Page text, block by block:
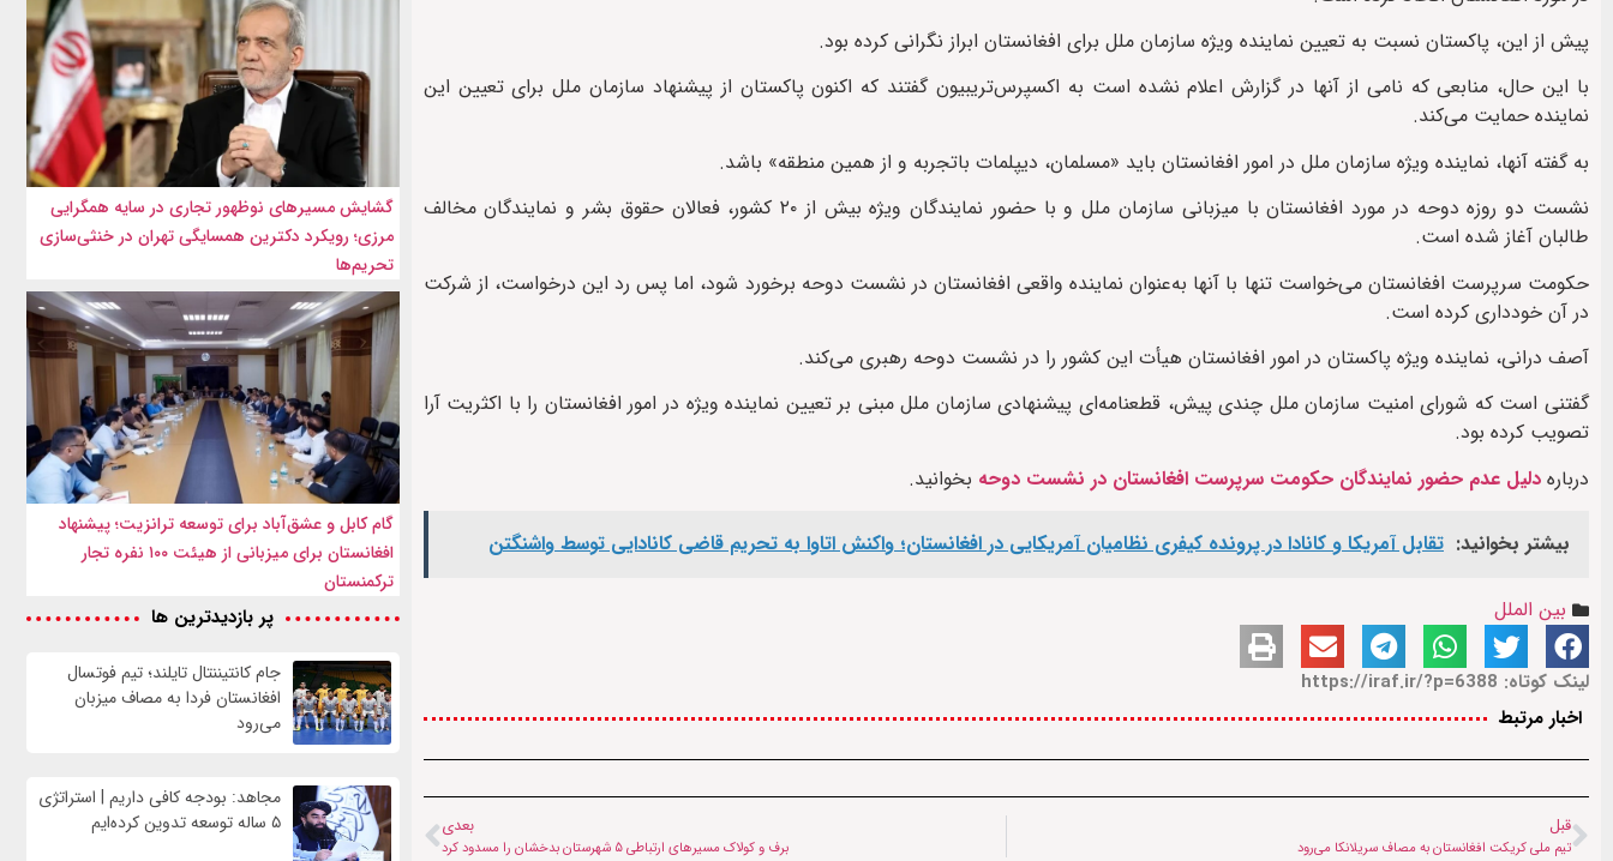
پیش از این، پاکستان نسبت به تعیین نماینده ویژه سازمان ملل برای افغانستان ابراز نگرانی کرده بود.
با این حال، منابعی که نامی از آنها در گزارش اعلام نشده است به اکسپرس‌تریبیون گفتند که اکنون پاکستان از پیشنهاد سازمان ملل برای تعیین این
نماینده حمایت می‌کند.
به گفته آنها، نماینده ویژه سازمان ملل در امور افغانستان باید «مسلمان، دیپلمات باتجربه و از همین منطقه» باشد.
نشست دو روزه دوحه در مورد افغانستان با میزبانی سازمان ملل و با حضور نمایندگان ویژه بیش از ۲۰ کشور، فعالان حقوق بشر و نمایند‌گان مخالف
طالبان آغاز شده است.
حکومت سرپرست افغانستان می‌خواست تنها با آنها به‌عنوان نماینده واقعی افغانستان در نشست دوحه برخورد شود، اما پس رد این درخواست، از شرکت
در آن خودداری کرده است.
آصف درانی، نماینده ویژه پاکستان در امور افغانستان هیأت این کشور را در نشست دوحه رهبری می‌کند.
گفتنی است که شورای امنیت سازمان ملل چندی پیش، قطعنامه‌ای پیشنهادی سازمان ملل مبنی بر تعیین نماینده ویژه در امور افغانستان را با اکثریت آرا
تصویب کرده بود.
درباره دلیل عدم حضور نمایندگان حکومت سرپرست افغانستان در نشست دوحه بخوانید.
بیشتر بخوانید: تقابل آمریکا و کانادا در پرونده کیفری نظامیان آمریکایی در افغانستان؛ واکنش اتاوا به تحریم قاضی کانادایی توسط واشنگتن
بین الملل
لینک کوتاه: https://iraf.ir/?p=6388
اخبار مرتبط
قبل
تیم ملی کریکت افغانستان به مصاف سریلانکا می‌رود
بعدی
برف و کولاک مسیرهای ارتباطی ۵ شهرستان بدخشان را مسدود کرد
گشایش مسیرهای نوظهور تجاری در سایه همگرایی
مرزی؛ رویکرد دکترین همسایگی تهران در خنثی‌سازی
تحریم‌ها
گام کابل و عشق‌آباد برای توسعه ترانزیت؛ پیشنهاد
افغانستان برای میزبانی از هیئت ۱۰۰ نفره تجار
ترکمنستان
پر بازدیدترین ها
جام کانتیننتال تایلند؛ تیم فوتسال
افغانستان فردا به مصاف میزبان
می‌رود
مجاهد: بودجه کافی داریم | استراتژی
۵ ساله توسعه تدوین کرده‌ایم